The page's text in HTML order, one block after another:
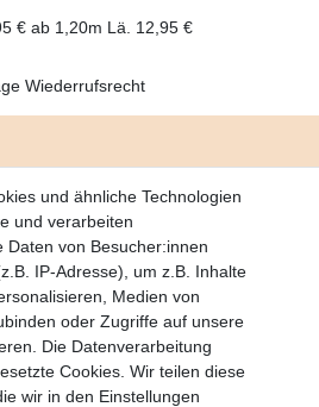
€ ab 1,20m Lä. 12,95 €
Wiederrufsrecht
und ähnliche Technologien
und verarbeiten
Daten von Besucher:innen
IP-Adresse), um z.B. Inhalte
Medien von
oder Zugriffe auf unsere
Die Datenverarbeitung
Cookies. Wir teilen diese
wir in den Einstellungen